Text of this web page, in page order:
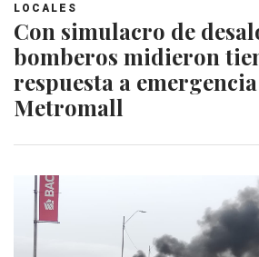
LOCALES
Con simulacro de
bomberos midieron
respuesta a
Metromall